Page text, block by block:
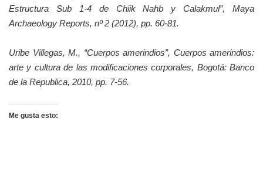
Estructura Sub 1-4 de Chiik Nahb y Calakmul”, Maya
Archaeology Reports, nº 2 (2012), pp. 60-81.
Uribe Villegas, M., “Cuerpos amerindios”, Cuerpos amerindios:
arte y cultura de las modificaciones corporales, Bogotá: Banco
de la Republica, 2010, pp. 7-56.
Me gusta esto: